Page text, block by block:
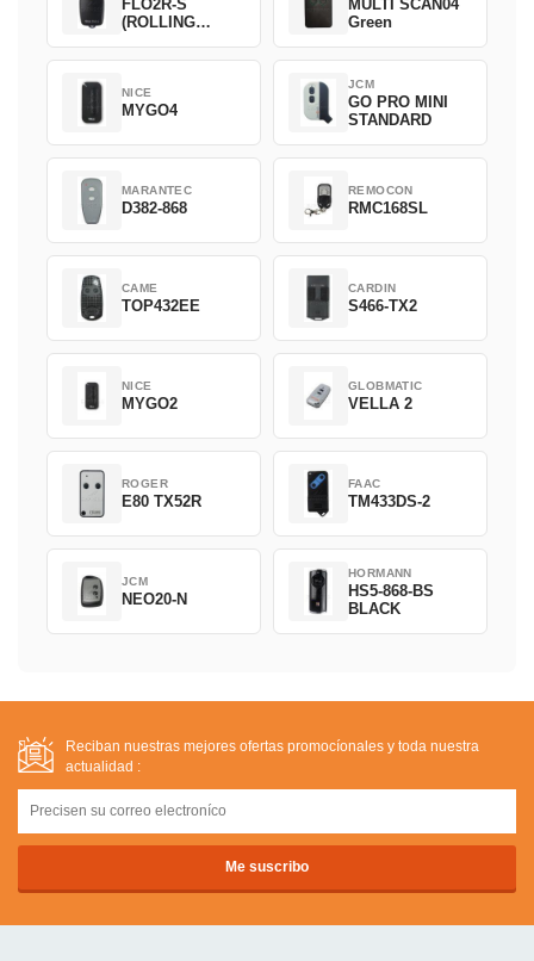
FLO2R-S
(ROLLING
MULTI SCAN04
Green
NICE
MYGO4
JCM
GO PRO MINI
STANDARD
MARANTEC
D382-868
REMOCON
RMC168SL
CAME
TOP432EE
CARDIN
S466-TX2
NICE
MYGO2
GLOBMATIC
VELLA 2
ROGER
E80 TX52R
FAAC
TM433DS-2
JCM
NEO20-N
HORMANN
HS5-868-BS
BLACK
Reciban nuestras mejores ofertas promocíonales y toda nuestra
actualidad :